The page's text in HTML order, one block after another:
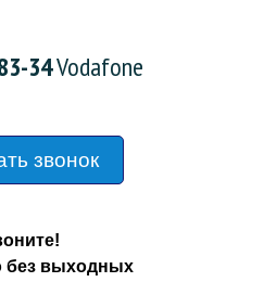
34Vodafone
звонок
без выходных